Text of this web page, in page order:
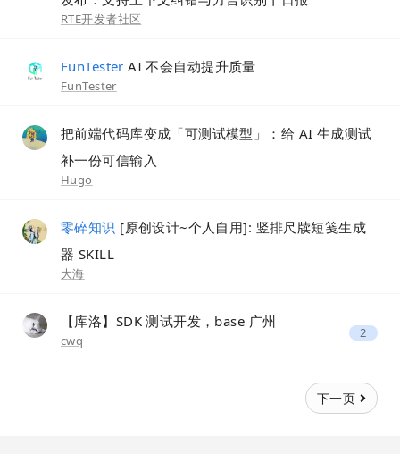
RTE开发者社区
FunTester AI 不会自动提升质量
FunTester
把前端代码库变成「可测试模型」：给 AI 生成测试
补一份可信输入
Hugo
零碎知识 [原创设计~个人自用]: 竖排尺牍短笺生成
器 SKILL
大海
【库洛】SDK 测试开发，base 广州
cwq 2
下一页